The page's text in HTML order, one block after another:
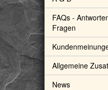
(Schlangenstein /
Trommelsteine -
- ca. 1,7 - 3,7 cm /
ca. 3 - 6 g/St (GKS)
0,90 €
USt. , zzgl.Versand
FAQs -
Fragen
Allgemeine
News